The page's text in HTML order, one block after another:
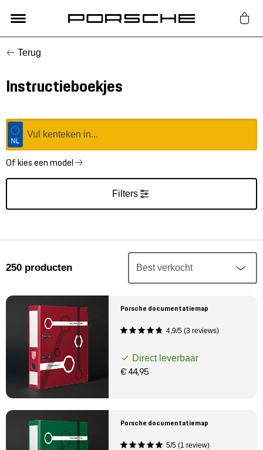
Lifestyle
Auto Accessoires
Classic
Nieuw
Mijn account
Meer Porsche
Porsche informatie
Terug
Instructieboekjes
Of kies een model
Filters
250 producten
Porsche documentatiemap
4,9/5 (3 reviews)
Direct leverbaar
€ 44,95
Porsche documentatiemap
5/5 (1 review)